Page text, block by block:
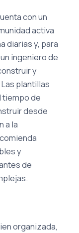
con un
activa
diarias y, para
ingeniero de
y
plantillas
tiempo de
desde
a la
y
de
organizada,